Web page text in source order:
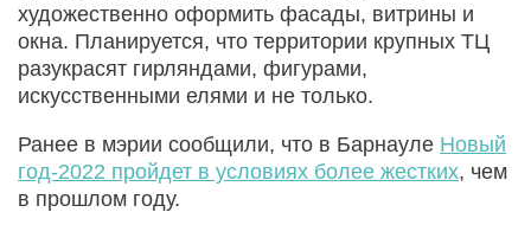
художественно оформить фасады, витрины и
окна. Планируется, что территории крупных ТЦ
разукрасят гирляндами, фигурами,
искусственными елями и не только.
Ранее в мэрии сообщили, что в Барнауле Новый
год-2022 пройдет в условиях более жестких, чем
в прошлом году.